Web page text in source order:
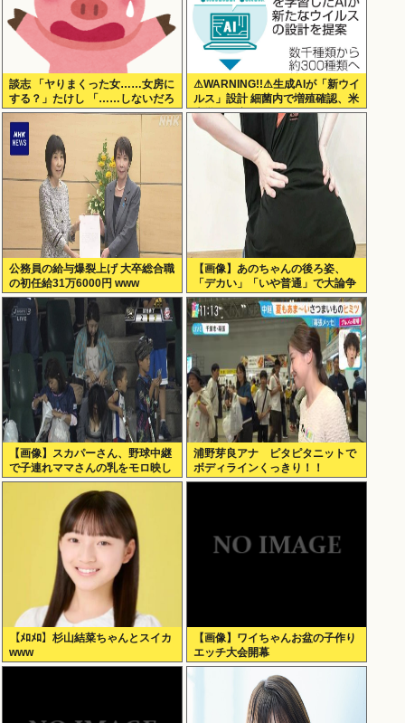
談志 「ヤりまくった女……女房に
する？」たけし 「……しないだろ
うねぇ、やっぱ」
⚠WARNING!!⚠生成AIが「新ウイ
ルス」設計 細菌内で増殖確認、米
大学が研究
公務員の給与爆裂上げ 大卒総合職
の初任給31万6000円 www
【画像】あのちゃんの後ろ姿、
「デカい」「いや普通」で大論争
www
【画像】スカパーさん、野球中継
で子連れママさんの乳をモロ映し
浦野芽良アナ ピタピタニットで
ボディラインくっきり！！
【ﾒﾛﾒﾛ】杉山結菜ちゃんとスイカ
www
【画像】ワイちゃんお盆の子作り
エッチ大会開幕